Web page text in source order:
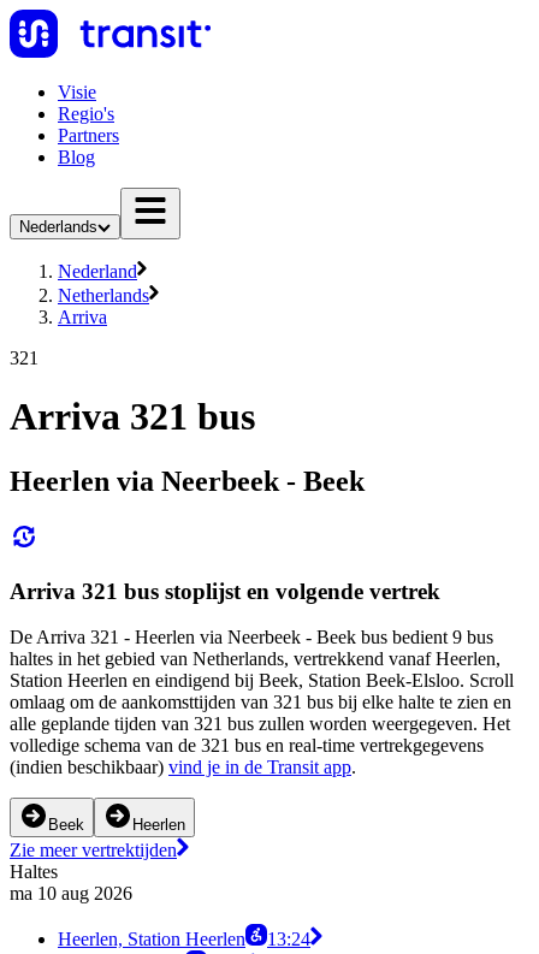
Visie
Regio's
Partners
Blog
Nederlands
Nederland
Netherlands
Arriva
321
Arriva 321 bus
Heerlen via Neerbeek - Beek
Arriva 321 bus stoplijst en volgende vertrek
De Arriva 321 - Heerlen via Neerbeek - Beek bus bedient 9 bus
haltes in het gebied van Netherlands, vertrekkend vanaf Heerlen,
Station Heerlen en eindigend bij Beek, Station Beek-Elsloo. Scroll
omlaag om de aankomsttijden van 321 bus bij elke halte te zien en
alle geplande tijden van 321 bus zullen worden weergegeven. Het
volledige schema van de 321 bus en real-time vertrekgegevens
(indien beschikbaar) vind je in de Transit app.
Beek Heerlen
Zie meer vertrektijden
Haltes
ma 10 aug 2026
Heerlen, Station Heerlen
13:24